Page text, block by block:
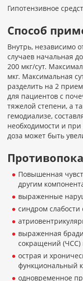
Гипотензивное
Способ
Внутрь, независимо
случаев начальная
200 мкг/сут.
мкг. Максимальная
разделить на 2
для пациентов с
тяжелой степени, а
гемодиализе,
необходимости и
доза может быть
Повышенная
другим
выраженные
синдром слабости
выраженная
сокращений (ЧСС)
острая и
функциональный
одновременное